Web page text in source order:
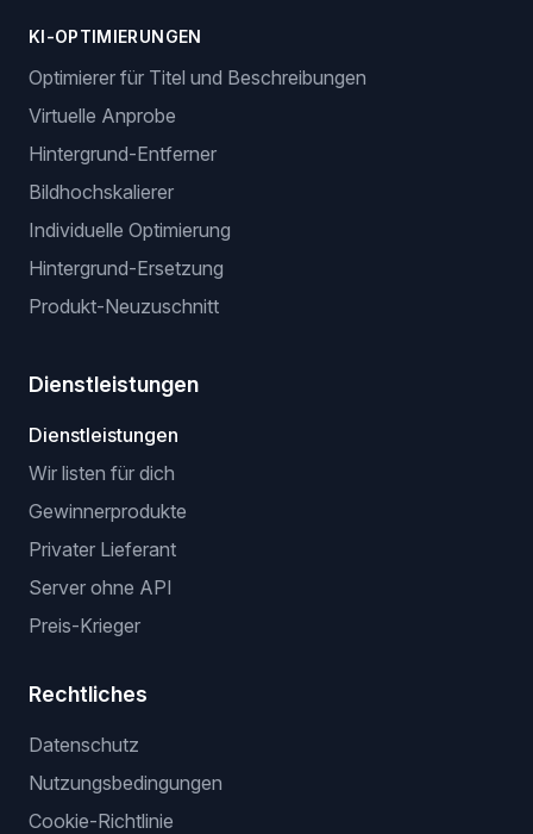
KI-OPTIMIERUNGEN
Optimierer für Titel und Beschreibungen
Virtuelle Anprobe
Hintergrund-Entferner
Bildhochskalierer
Individuelle Optimierung
Hintergrund-Ersetzung
Produkt-Neuzuschnitt
Dienstleistungen
Dienstleistungen
Wir listen für dich
Gewinnerprodukte
Privater Lieferant
Server ohne API
Preis-Krieger
Rechtliches
Datenschutz
Nutzungsbedingungen
Cookie-Richtlinie